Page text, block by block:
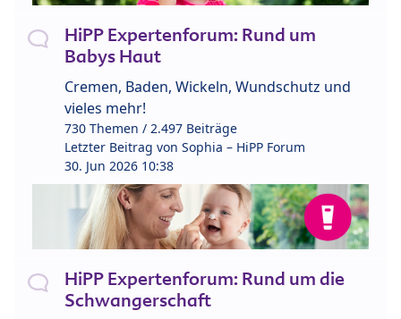
HiPP Expertenforum: Rund um
Babys Haut
Cremen, Baden, Wickeln, Wundschutz und
vieles mehr!
730 Themen / 2.497 Beiträge
Letzter Beitrag von Sophia – HiPP Forum
30. Jun 2026 10:38
HiPP Expertenforum: Rund um die
Schwangerschaft